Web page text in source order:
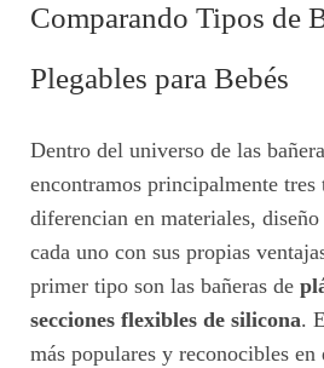
Comparando Tipos de
Plegables para Bebés
Dentro del universo de las
encontramos principalmente tres
diferencian en materiales,
cada uno con sus propias
primer tipo son las bañeras de
secciones flexibles de silicona.
más populares y reconocibles